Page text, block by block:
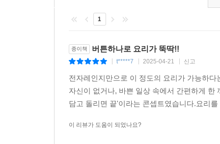
PART 4. 6분 컷! 탄수화물 제로 다이어트 레시피
채소_배추찜
채소_청경채찜
생선_연어파피요트
생선_사케동
고기_훈제 오리 양배추찜
달걀_에그인헬
1
종이책 버튼하나로 요리가 뚝딱!!
t*****7 2025-04-21 신고
전자레인지만으로 이 정도의 요리가 가능하
자신이 없거나, 바쁜 일상 속에서 간편하게
담고 돌리면 끝'이라는 콘셉트였습니다.요리
이 리뷰가 도움이 되었나요?